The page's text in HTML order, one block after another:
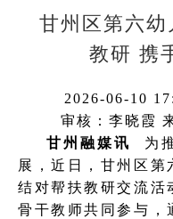
甘州区第六
教研 携
2026-06-10
审核：李晓霞
甘州融媒讯
为
展，近日，甘州区第
结对帮扶教研交流活
骨干教师共同参与，